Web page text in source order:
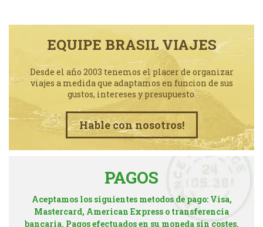
EQUIPE BRASIL VIAJES
Desde el año 2003 tenemos el placer de organizar
viajes a medida que adaptamos en funcion de sus
gustos, intereses y presupuesto.
Hable con nosotros!
PAGOS
Aceptamos los siguientes metodos de pago: Visa,
Mastercard, American Express o transferencia
bancaria. Pagos efectuados en su moneda sin costes.